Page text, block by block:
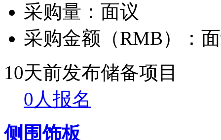
采购量： 面议
采购金额（RMB）：
10天前发布储备项目
0人报名
侧围饰板